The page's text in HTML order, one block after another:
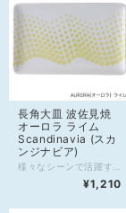
長角大皿 波佐見焼
オーロラ ライム
Scandinavia (スカ
ンジナビア)
¥1,210